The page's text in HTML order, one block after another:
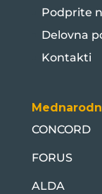
Podprite
Delovna
Kontakti
CONCORD
FORUS
ALDA